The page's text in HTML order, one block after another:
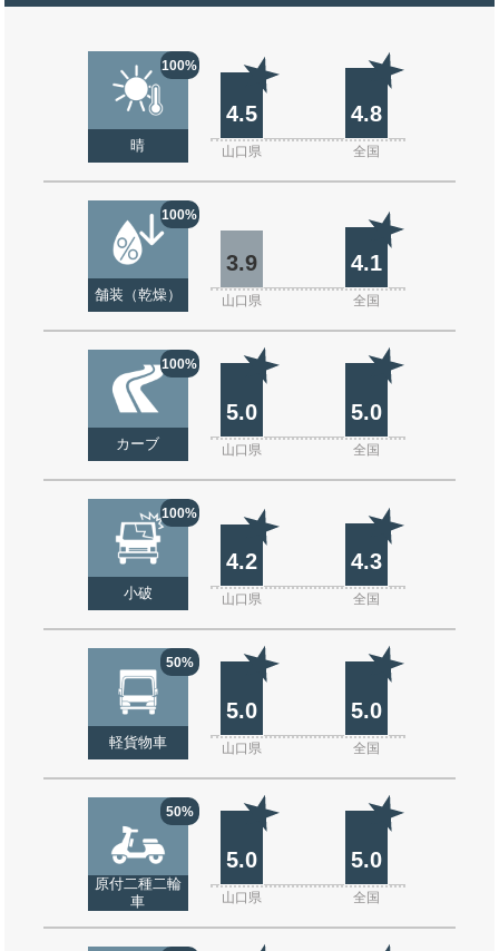
100%
晴
4.5 4.8
山口県 全国
100%
舗装（乾燥）
3.9 4.1
山口県 全国
100%
カーブ
5.0 5.0
山口県 全国
100%
小破
4.2 4.3
山口県 全国
50%
軽貨物車
5.0 5.0
山口県 全国
50%
原付二種二輪
車
5.0 5.0
山口県 全国